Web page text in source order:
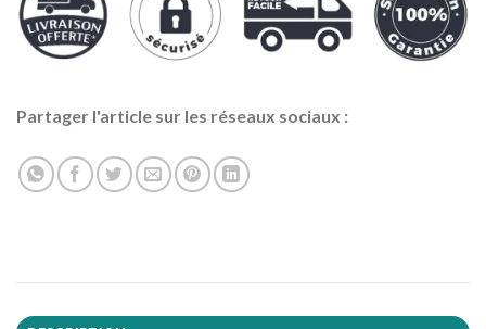
Partager l'article sur les réseaux sociaux :